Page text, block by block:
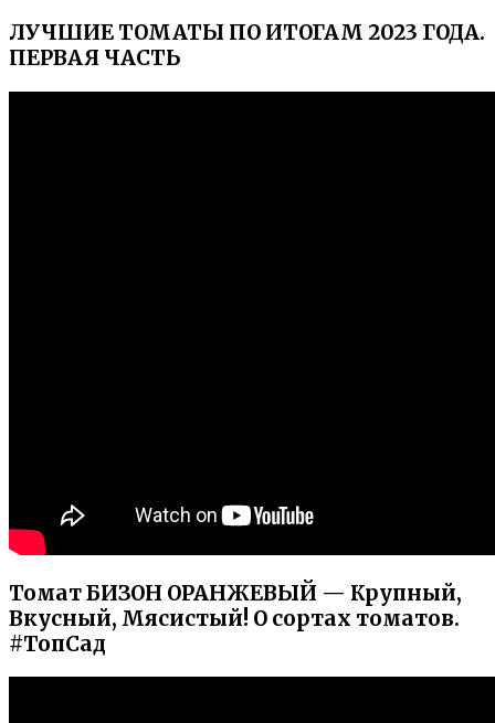
ЛУЧШИЕ ТОМАТЫ ПО ИТОГАМ 2023 ГОДА.
ПЕРВАЯ ЧАСТЬ
Томат БИЗОН ОРАНЖЕВЫЙ — Крупный,
Вкусный, Мясистый! О сортах томатов.
#ТопСад